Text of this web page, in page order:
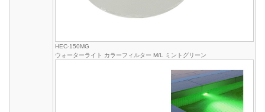
HEC-150MG
ウォーターライト カラーフィルター M/L ミントグリーン